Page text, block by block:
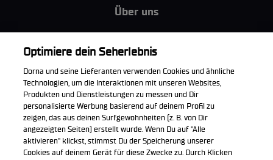
Über uns
MotoGP Group
Cookie Richtlinien
Unternehmen & ESG
Datenschutzerklärung
Kaufrichtlinie
Die offizielle WorldSBK App herunterladen
Optimiere dein Seherlebnis
Dorna und seine Lieferanten verwenden Cookies und ähnliche
Technologien, um die Interaktionen mit unseren Websites,
Produkten und Dienstleistungen zu messen und Dir
personalisierte Werbung basierend auf deinem Profil zu
zeigen, das aus deinen Surfgewohnheiten (z. B. von Dir
angezeigten Seiten) erstellt wurde. Wenn Du auf "Alle
aktivieren" klickst, stimmst Du der Speicherung unserer
Cookies auf deinem Gerät für diese Zwecke zu. Durch Klicken